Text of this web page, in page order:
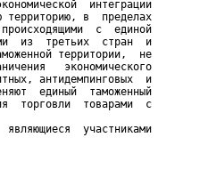
интеграции
территорию, в  пределах
с  единой
из  третьих  стран  и
территории,  не
экономического
антидемпинговых  и
единый  таможенный
торговли  товарами  с
являющиеся  участниками